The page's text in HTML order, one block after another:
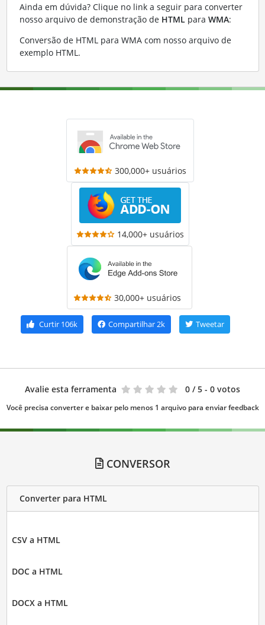
Ainda em dúvida? Clique no link a seguir para converter
nosso arquivo de demonstração de HTMLpara WMA:
Conversão de HTML para WMA com nosso arquivo de
exemplo HTML.
300,000+ usuários
14,000+ usuários
30,000+ usuários
Curtir 106k Compartilhar2k Tweetar
Avalie esta ferramenta 0 / 5 - 0 votos
Você precisa converter e baixar pelo menos 1 arquivo para enviar feedback
CONVERSOR
Converter para HTML
CSV a HTML
DOC a HTML
DOCX a HTML